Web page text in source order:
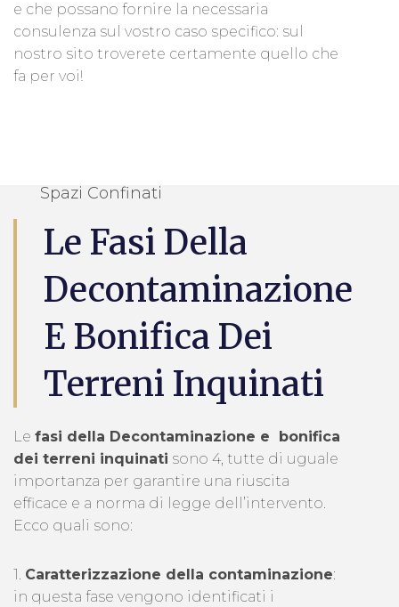
e che possano fornire la necessaria
consulenza sul vostro caso specifico: sul
nostro sito troverete certamente quello che
fa per voi!
Spazi Confinati
Le Fasi Della
Decontaminazione
E Bonifica Dei
Terreni Inquinati
Le fasi della Decontaminazione e bonifica
dei terreni inquinati sono 4, tutte di uguale
importanza per garantire una riuscita
efficace e a norma di legge dell’intervento.
Ecco quali sono:
1. Caratterizzazione della contaminazione:
in questa fase vengono identificati i